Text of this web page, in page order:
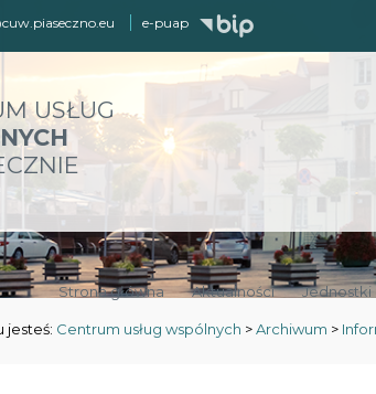
e-puap
USŁUG
Strona główna Aktualności Jednostki
jesteś: Centrum usług wspólnych >Archiwum >